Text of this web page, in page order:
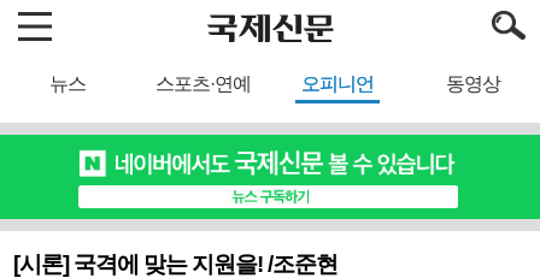
뉴스 스포츠·연예 오피니언 동영상
[시론] 국격에 맞는 지원을! /조준현